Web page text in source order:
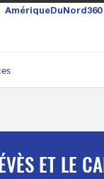
AmériqueDuNord360
ET LE